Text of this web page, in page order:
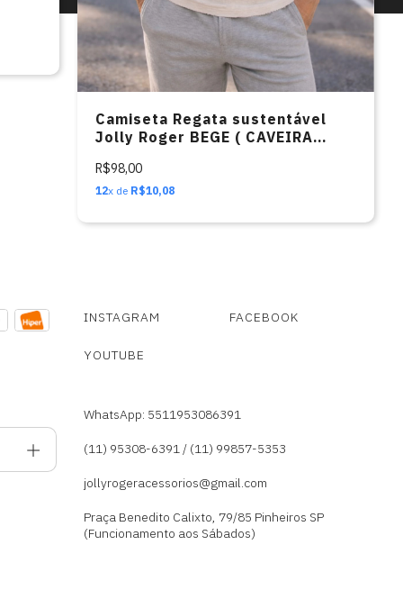
Camiseta Regata sustentável
Jolly Roger BEGE ( CAVEIRA
R$98,00
12x de R$10,08
INSTAGRAM FACEBOOK
YOUTUBE
WhatsApp: 5511953086391
(11) 95308-6391 / (11) 99857-5353
jollyrogeracessorios@gmail.com
Praça Benedito Calixto, 79/85 Pinheiros SP
(Funcionamento aos Sábados)